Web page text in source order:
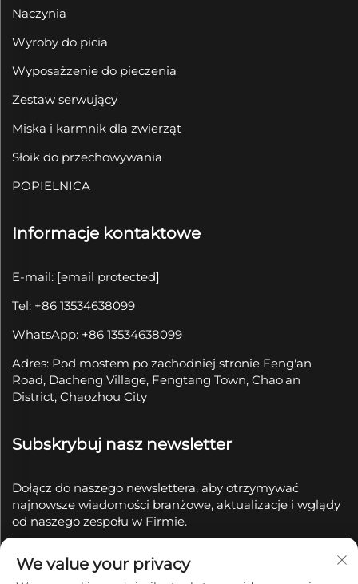
Naczynia
Wyroby do picia
Wyposażzenie do pieczenia
Zestaw serwujący
Miska i karmnik dla zwierząt
Słoik do przechowywania
POPIELNICA
Informacje kontaktowe
E-mail: [email protected]
Tel: +86 13534638099
WhatsApp: +86 13534638099
Adres: Pod mostem po zachodniej stronie Feng'an
Road, Dacheng Village, Fengtang Town, Chao'an
District, Chaozhou City
Subskrybuj nasz newsletter
Dołącz do naszego newslettera, aby otrzymywać
najnowsze wiadomości branżowe, aktualizacje i wglądy
od naszego zespołu w Firmie.
We value your privacy